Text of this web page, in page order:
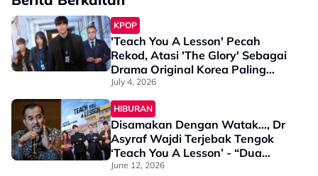
KPOP
'Teach You A Lesson' Pecah
Rekod, Atasi 'The Glory' Sebagai
Drama Original Korea Paling
Ditonton Di Netflix
July 4, 2026
HIBURAN
Disamakan Dengan Watak…, Dr
Asyraf Wajdi Terjebak Tengok
‘Teach You A Lesson’ - “Dua
Malam Dah Tidur Lewat”
June 12, 2026